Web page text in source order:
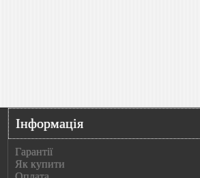
Інформація
Гарантії
Як купити